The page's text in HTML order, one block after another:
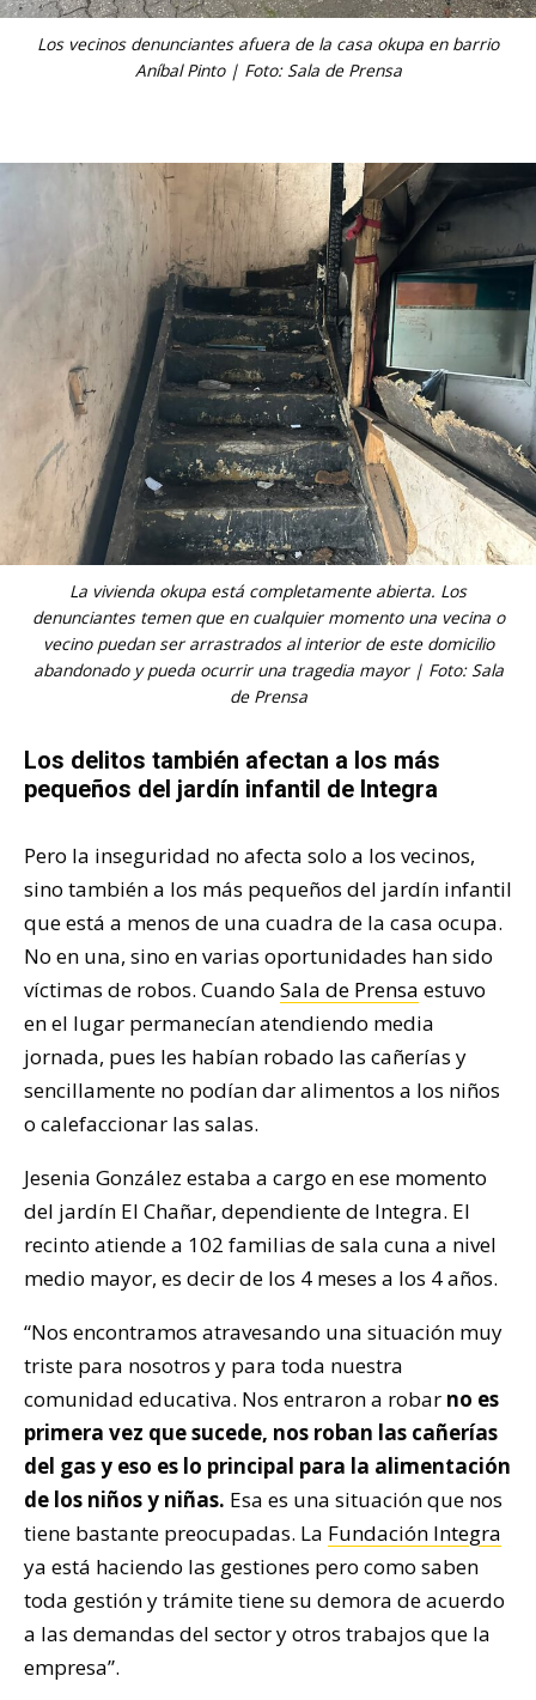
Los vecinos denunciantes afuera de la casa okupa en barrio
Aníbal Pinto | Foto: Sala de Prensa
La vivienda okupa está completamente abierta. Los
denunciantes temen que en cualquier momento una vecina o
vecino puedan ser arrastrados al interior de este domicilio
abandonado y pueda ocurrir una tragedia mayor | Foto: Sala
de Prensa
Los delitos también afectan a los más
pequeños del jardín infantil de Integra
Pero la inseguridad no afecta solo a los vecinos,
sino también a los más pequeños del jardín infantil
que está a menos de una cuadra de la casa ocupa.
No en una, sino en varias oportunidades han sido
víctimas de robos. Cuando Sala de Prensa estuvo
en el lugar permanecían atendiendo media
jornada, pues les habían robado las cañerías y
sencillamente no podían dar alimentos a los niños
o calefaccionar las salas.
Jesenia González estaba a cargo en ese momento
del jardín El Chañar, dependiente de Integra. El
recinto atiende a 102 familias de sala cuna a nivel
medio mayor, es decir de los 4 meses a los 4 años.
“Nos encontramos atravesando una situación muy
triste para nosotros y para toda nuestra
comunidad educativa. Nos entraron a robar no es
primera vez que sucede, nos roban las cañerías
del gas y eso es lo principal para la alimentación
de los niños y niñas. Esa es una situación que nos
tiene bastante preocupadas. La Fundación Integra
ya está haciendo las gestiones pero como saben
toda gestión y trámite tiene su demora de acuerdo
a las demandas del sector y otros trabajos que la
empresa”.